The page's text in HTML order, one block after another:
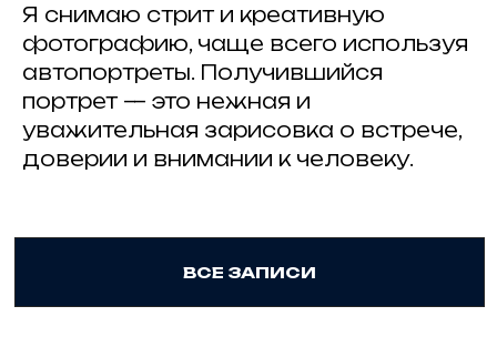
Я снимаю стрит и креативную
фотографию, чаще всего используя
автопортреты. Получившийся
портрет — это нежная и
уважительная зарисовка о встрече,
доверии и внимании к человеку.
ИНФОРМАЦИОННЫЕ ПАРТНЕРЫ
ОГРНИП: 316 547 600 088 950